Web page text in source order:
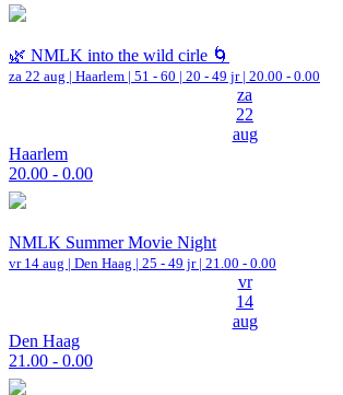
🌿 NMLK into the wild cirle 🌀
za 22 aug | Haarlem | 51 - 60 | 20 - 49 jr | 20.00 - 0.00
za
22
aug
Haarlem
20.00 - 0.00
NMLK Summer Movie Night
vr 14 aug | Den Haag | 25 - 49 jr | 21.00 - 0.00
vr
14
aug
Den Haag
21.00 - 0.00